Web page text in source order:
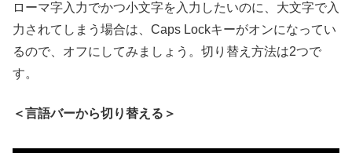
ローマ字入力でかつ小文字を入力したいのに、大文字で入
力されてしまう場合は、Caps Lockキーがオンになってい
るので、オフにしてみましょう。切り替え方法は2つで
す。
＜言語バーから切り替える＞